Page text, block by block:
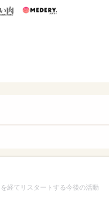
ン うまい肉
経てリスタートする今後の活動